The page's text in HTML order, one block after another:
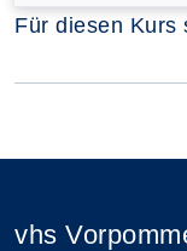
Für diesen Kurs
vhs